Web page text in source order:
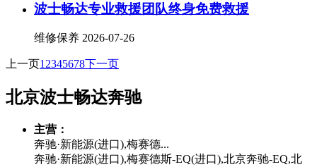
波士畅达专业救援团队终身免费救援
维修保养 2026-07-26
上一页12345678下一页
北京波士畅达奔驰
主营：
奔驰·新能源(进口),梅赛德...
奔驰·新能源(进口),梅赛德斯-EQ(进口),北京奔驰-EQ,北